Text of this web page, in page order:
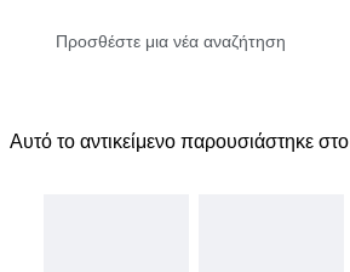
Αυτό το αντικείμενο παρουσιάστηκε στο